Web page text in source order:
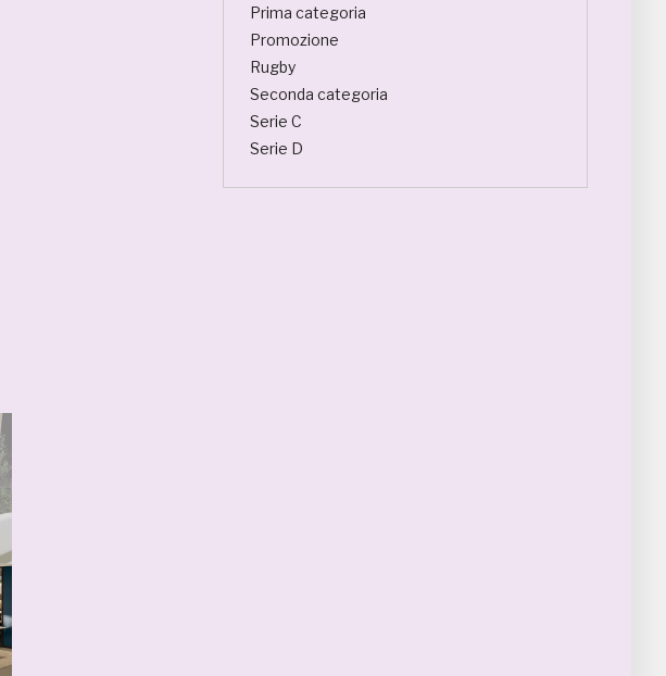
Prima categoria
Promozione
Rugby
Seconda categoria
Serie C
Serie D